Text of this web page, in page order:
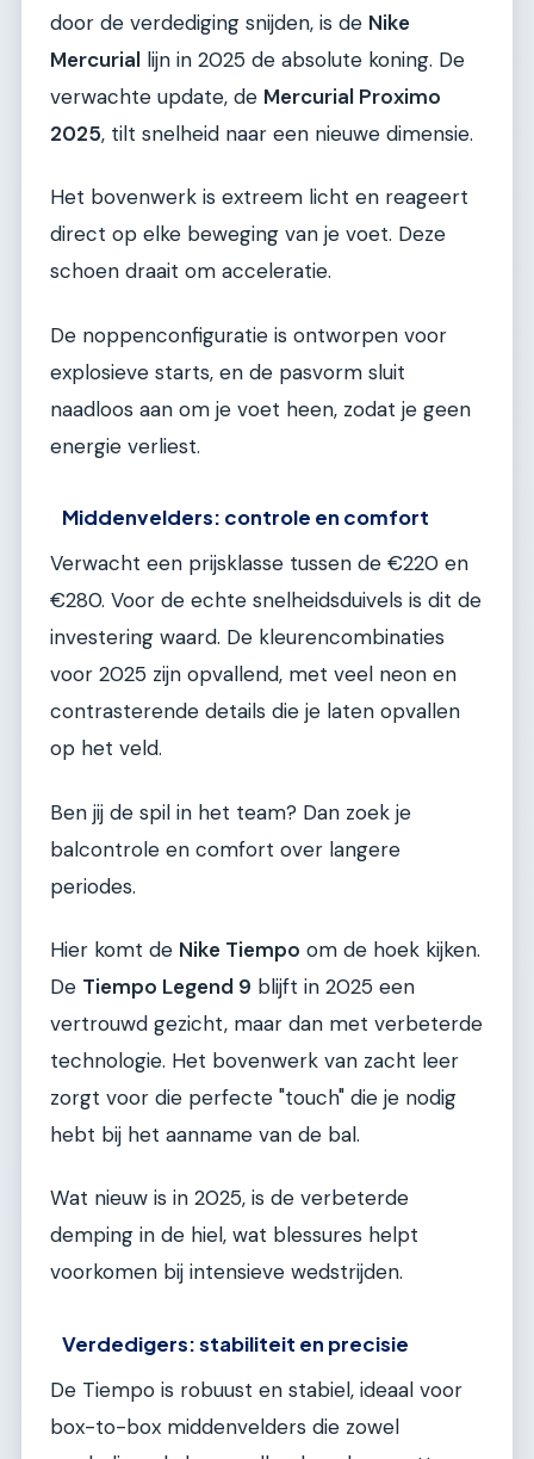
door de verdediging snijden, is de Nike
Mercurial lijn in 2025 de absolute koning. De
verwachte update, de Mercurial Proximo
2025, tilt snelheid naar een nieuwe dimensie.
Het bovenwerk is extreem licht en reageert
direct op elke beweging van je voet. Deze
schoen draait om acceleratie.
De noppenconfiguratie is ontworpen voor
explosieve starts, en de pasvorm sluit
naadloos aan om je voet heen, zodat je geen
energie verliest.
Middenvelders: controle en comfort
Verwacht een prijsklasse tussen de €220 en
€280. Voor de echte snelheidsduivels is dit de
investering waard. De kleurencombinaties
voor 2025 zijn opvallend, met veel neon en
contrasterende details die je laten opvallen
op het veld.
Ben jij de spil in het team? Dan zoek je
balcontrole en comfort over langere
periodes.
Hier komt de Nike Tiempo om de hoek kijken.
De Tiempo Legend 9 blijft in 2025 een
vertrouwd gezicht, maar dan met verbeterde
technologie. Het bovenwerk van zacht leer
zorgt voor die perfecte "touch" die je nodig
hebt bij het aanname van de bal.
Wat nieuw is in 2025, is de verbeterde
demping in de hiel, wat blessures helpt
voorkomen bij intensieve wedstrijden.
Verdedigers: stabiliteit en precisie
De Tiempo is robuust en stabiel, ideaal voor
box-to-box middenvelders die zowel